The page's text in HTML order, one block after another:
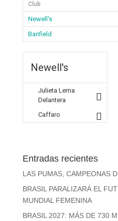
Club
Newell's
Banfield
Newell's
Julieta Lema
Delantera
Caffaro
Entradas recientes
LAS PUMAS, CAMPEONAS
BRASIL PARALIZARÁ EL
MUNDIAL FEMENINA
BRASIL 2027: MÁS DE 730